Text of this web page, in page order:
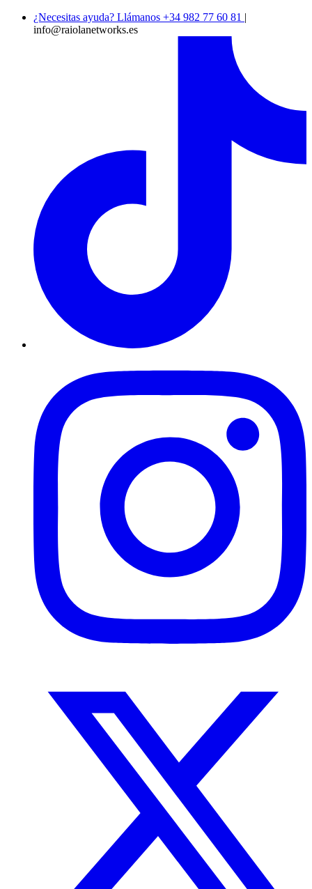
¿Necesitas ayuda? Llámanos +34 982 77 60 81 |
info@raiolanetworks.es